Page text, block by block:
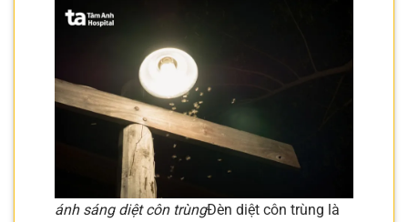
ánh sáng diệt côn trùngĐèn diệt côn trùng là